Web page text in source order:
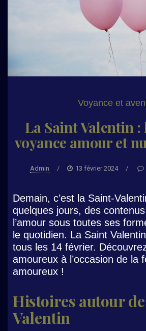
Voyance et
La Saint Valentin
voyance amour et
Admin / 13 février 2024 /
Demain, c’est la Saint-
quelques jours, des
l’amour sous toutes ses
le quotidien. La Saint
tous les 14 février.
amoureux à l’occasion de la
amoureux !
Histoires autour
Valentin